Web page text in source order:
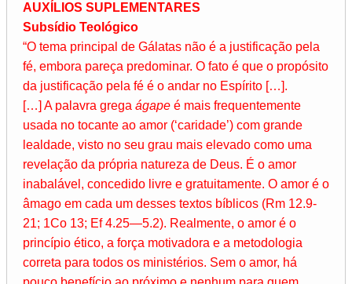
AUXÍLIOS SUPLEMENTARES
Subsídio Teológico
“O tema principal de Gálatas não é a justificação pela
fé, embora pareça predominar. O fato é que o propósito
da justificação pela fé é o andar no Espírito […].
[…] A palavra grega ágape é mais frequentemente
usada no tocante ao amor (‘caridade’) com grande
lealdade, visto no seu grau mais elevado como uma
revelação da própria natureza de Deus. É o amor
inabalável, concedido livre e gratuitamente. O amor é o
âmago em cada um desses textos bíblicos (Rm 12.9-
21; 1Co 13; Ef 4.25—5.2). Realmente, o amor é o
princípio ético, a força motivadora e a metodologia
correta para todos os ministérios. Sem o amor, há